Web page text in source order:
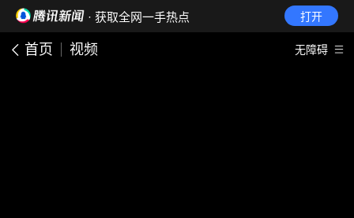
· 获取全网一手热点 打开
首页 视频 无障碍